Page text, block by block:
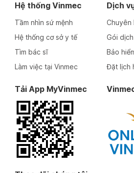
Hệ thống Vinmec
Tầm nhìn sứ mệnh
Hệ thống cơ sở y tế
Tìm bác sĩ
Làm việc tại Vinmec
Dịch
Chuyên
Gói
Bảo
Đặt lịch
Tải App MyVinmec